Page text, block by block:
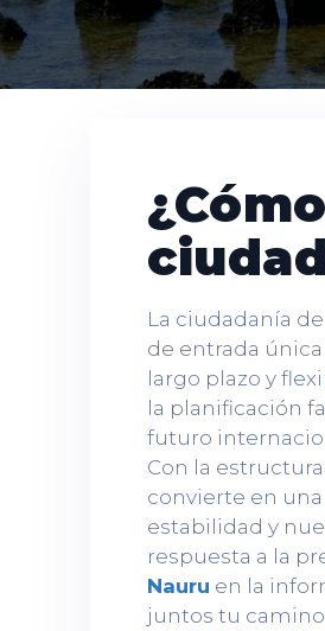
La ciudadanía
de entrada
largo plazo y
la planificación
futuro
Con la
convierte en
estabilidad y
respuesta a la
Nauru en la
juntos tu camino